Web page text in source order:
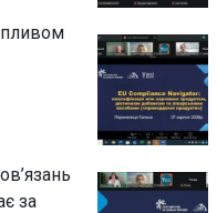
за